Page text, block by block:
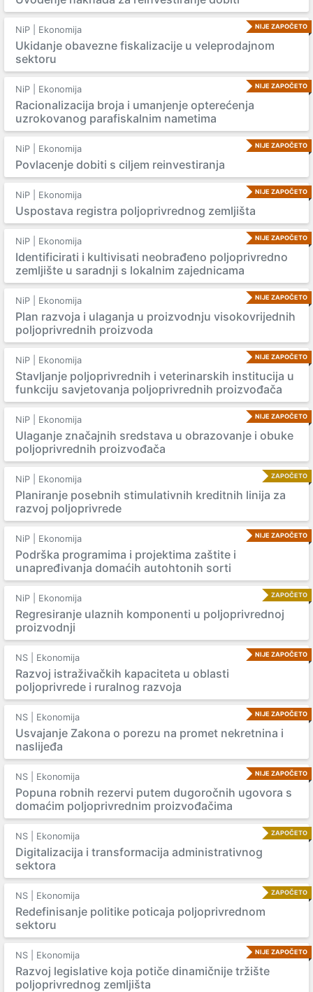
NIJE ZAPOČETO
NiP | Ekonomija
Ukidanje obavezne fiskalizacije u veleprodajnom
sektoru
NIJE ZAPOČETO
NiP | Ekonomija
Racionalizacija broja i umanjenje opterećenja
uzrokovanog parafiskalnim nametima
NIJE ZAPOČETO
NiP | Ekonomija
Povlacenje dobiti s ciljem reinvestiranja
NIJE ZAPOČETO
NiP | Ekonomija
Uspostava registra poljoprivrednog zemljišta
NIJE ZAPOČETO
NiP | Ekonomija
Identificirati i kultivisati neobrađeno poljoprivredno
zemljište u saradnji s lokalnim zajednicama
NIJE ZAPOČETO
NiP | Ekonomija
Plan razvoja i ulaganja u proizvodnju visokovrijednih
poljoprivrednih proizvoda
NIJE ZAPOČETO
NiP | Ekonomija
Stavljanje poljoprivrednih i veterinarskih institucija u
funkciju savjetovanja poljoprivrednih proizvođača
NIJE ZAPOČETO
NiP | Ekonomija
Ulaganje značajnih sredstava u obrazovanje i obuke
poljoprivrednih proizvođača
ZAPOČETO
NiP | Ekonomija
Planiranje posebnih stimulativnih kreditnih linija za
razvoj poljoprivrede
NIJE ZAPOČETO
NiP | Ekonomija
Podrška programima i projektima zaštite i
unapređivanja domaćih autohtonih sorti
ZAPOČETO
NiP | Ekonomija
Regresiranje ulaznih komponenti u poljoprivrednoj
proizvodnji
NIJE ZAPOČETO
NS | Ekonomija
Razvoj istraživačkih kapaciteta u oblasti
poljoprivrede i ruralnog razvoja
NIJE ZAPOČETO
NS | Ekonomija
Usvajanje Zakona o porezu na promet nekretnina i
naslijeđa
NIJE ZAPOČETO
NS | Ekonomija
Popuna robnih rezervi putem dugoročnih ugovora s
domaćim poljoprivrednim proizvođačima
ZAPOČETO
NS | Ekonomija
Digitalizacija i transformacija administrativnog
sektora
ZAPOČETO
NS | Ekonomija
Redefinisanje politike poticaja poljoprivrednom
sektoru
NIJE ZAPOČETO
NS | Ekonomija
Razvoj legislative koja potiče dinamičnije tržište
poljoprivrednog zemljišta